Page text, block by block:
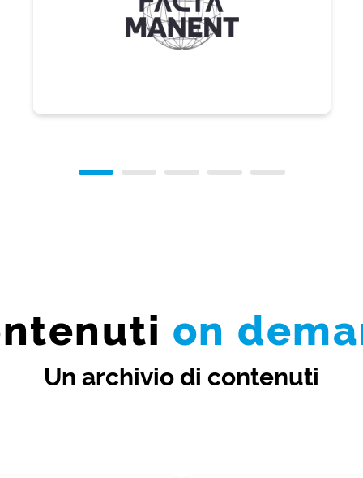
on
Un archivio di contenuti